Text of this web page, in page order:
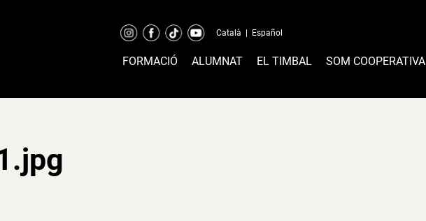
Català Español
FORMACIÓ ALUMNAT EL TIMBAL SOM COOPERATIVA